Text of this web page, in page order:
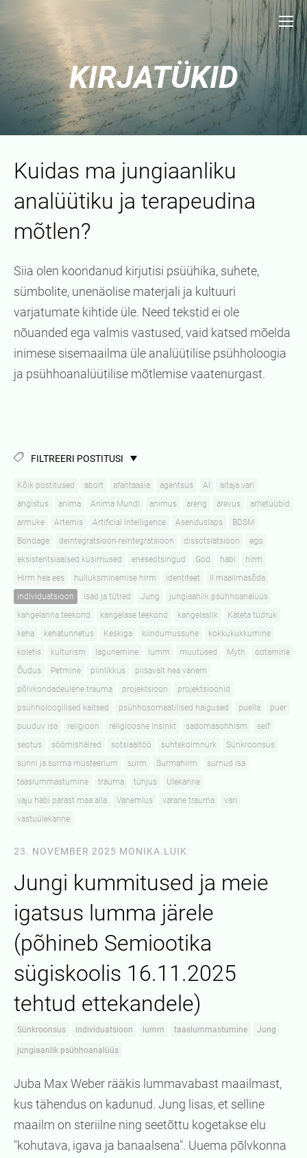
KIRJATÜKID
Kuidas ma jungiaanliku
analüütiku ja terapeudina
mõtlen?
Siia olen koondanud kirjutisi psüühika, suhete,
sümbolite, unenäolise materjali ja kultuuri
varjatumate kihtide üle. Need tekstid ei ole
nõuanded ega valmis vastused, vaid katsed mõelda
inimese sisemaailma üle analüütilise psühholoogia
ja psühhoanalüütilise mõtlemise vaatenurgast.
FILTREERI POSTITUSI
Kõik postitused abort afantaasia agentsus AI
aitaja vari
ängistus
anima Anima Mundi animus areng ärevus
arhetüübid
armuke
Artemis Artificial Intelligence Asenduslaps
BDSM
Bondage
deintegratsioon-reintegratsioon dissotsiatsioon
ego
eksistentsiaalsed küsimused
eneseotsingud God häbi
hirm
Hirm hea ees
hulluksminemise hirm identiteet
II maailmasõda
individuatsioon
Isad ja tütred Jung
jungiaanlik psühhoanalüüs
kangelanna teekond
kangelase teekond kangelaslik
Käteta tüdruk
keha
kehatunnetus Keskiga kiindumussuhe
kokkukukkumine
koletis
kulturism lagunemine lumm muutused Myth
ootamine
Õudus
Petmine piinlikkus
piisavalt hea vanem
põlvkondadeülene trauma
projektsioon
projektsioonid
psühholoogilised kaitsed
psühhosomaatilised haigused puella
puer
puuduv isa
religioon religioosne insinkt sadomasohhism
self
seotus
söömishäired sotsiaaltöö suhtekolmnurk
Sünkroonsus
sünni ja surma müsteerium
surm Surmahirm
surnud isa
taaslummastumine
trauma tühjus
Ülekanne
vaju häbi pärast maa alla
Vanemlus varane trauma
vari
vastuülekanne
23. NOVEMBER 2025 MONIKA.LUIK
Jungi kummitused ja meie
igatsus lumma järele
(põhineb Semiootika
sügiskoolis 16.11.2025
tehtud ettekandele)
Sünkroonsus individuatsioon lumm taaslummastumine Jung
jungiaanlik psühhoanalüüs
Juba Max Weber rääkis lummavabast maailmast,
kus tähendus on kadunud. Jung lisas, et selline
maailm on steriilne ning seetõttu kogetakse elu
"kohutava, igava ja banaalsena". Uuema põlvkonna